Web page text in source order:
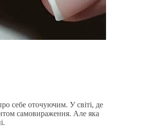
себе оточуючим. У світі, де
самовираження. Але яка